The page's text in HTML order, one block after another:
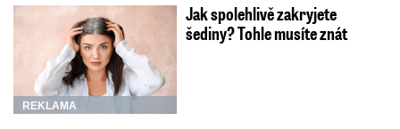
REKLAMA
Jak spolehlivě zakryjete
šediny? Tohle musíte znát